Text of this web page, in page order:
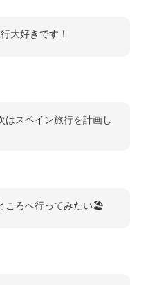
大好きです！
はスペイン旅行を計画し
ころへ行ってみたい🏖️